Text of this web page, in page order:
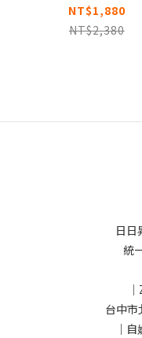
NT$1,880
NT$2,380
日日
統
台中
｜